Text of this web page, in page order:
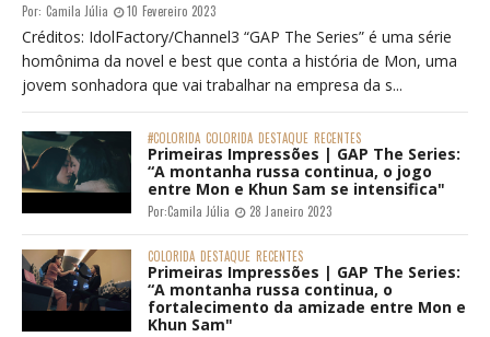
Por: Camila Júlia 10 Fevereiro 2023
Créditos: IdolFactory/Channel3 “GAP The Series” é uma série
homônima da novel e best que conta a história de Mon, uma
jovem sonhadora que vai trabalhar na empresa da s...
#COLORIDA COLORIDA DESTAQUE RECENTES
Primeiras Impressões | GAP The Series:
“A montanha russa continua, o jogo
entre Mon e Khun Sam se intensifica"
Por:Camila Júlia 28 Janeiro 2023
COLORIDA DESTAQUE RECENTES
Primeiras Impressões | GAP The Series:
“A montanha russa continua, o
fortalecimento da amizade entre Mon e
Khun Sam"